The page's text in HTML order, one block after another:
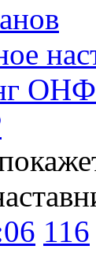
ОНФ
116